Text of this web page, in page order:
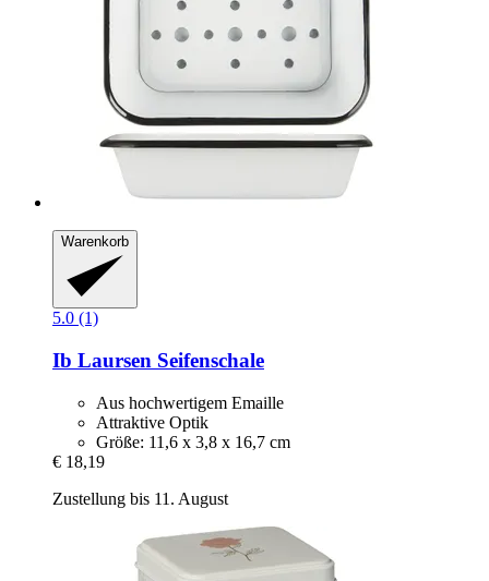
Warenkorb
5.0 (1)
Ib Laursen Seifenschale
Aus hochwertigem Emaille
Attraktive Optik
Größe: 11,6 x 3,8 x 16,7 cm
€ 18,19
Zustellung bis 11. August